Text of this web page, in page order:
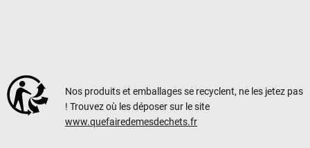
Nos produits et emballages se recyclent, ne les jetez pas
! Trouvez où les déposer sur le site
www.quefairedemesdechets.fr